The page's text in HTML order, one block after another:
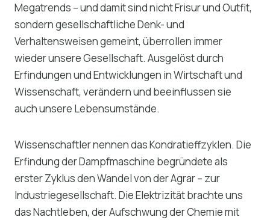
Megatrends – und damit sind nicht Frisur und Outfit,
sondern gesellschaftliche Denk- und
Verhaltensweisen gemeint, überrollen immer
wieder unsere Gesellschaft. Ausgelöst durch
Erfindungen und Entwicklungen in Wirtschaft und
Wissenschaft, verändern und beeinflussen sie
auch unsere Lebensumstände.
Wissenschaftler nennen das Kondratieffzyklen. Die
Erfindung der Dampfmaschine begründete als
erster Zyklus den Wandel von der Agrar – zur
Industriegesellschaft. Die Elektrizität brachte uns
das Nachtleben, der Aufschwung der Chemie mit